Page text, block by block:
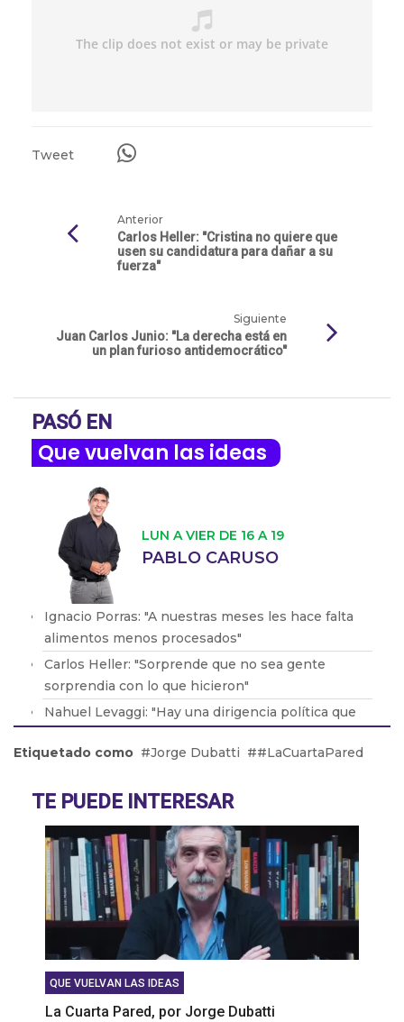
Tweet
Anterior
Carlos Heller: "Cristina no quiere que
usen su candidatura para dañar a su
fuerza"
Siguiente
Juan Carlos Junio: "La derecha está en
un plan furioso antidemocrático"
PASÓ EN
Que vuelvan las ideas
LUN A VIER DE 16 A 19
PABLO CARUSO
Ignacio Porras: "A nuestras meses les hace falta
alimentos menos procesados"
Carlos Heller: "Sorprende que no sea gente
sorprendia con lo que hicieron"
Nahuel Levaggi: "Hay una dirigencia política que
Manuel Gonzalo: "Argentina acompañaría la
Mauricio Zabalza: "Se esperan días de lluvia que
corten con la intensidad de la nieve"
Etiquetado como Jorge Dubatti #LaCuartaPared
TE PUEDE INTERESAR
QUE VUELVAN LAS IDEAS
La Cuarta Pared, por Jorge Dubatti